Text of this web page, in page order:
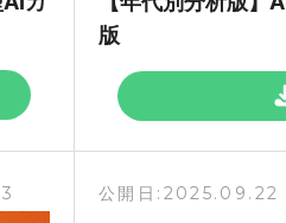
版
公開日